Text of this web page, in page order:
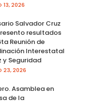
13, 2026
Salvador Cruz
resultados
Reunión de
Interestatal
y Seguridad
23, 2026
Asamblea en
de la